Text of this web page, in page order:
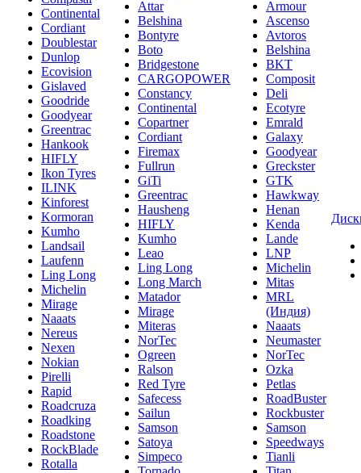
Continental
Cordiant
Doublestar
Dunlop
Ecovision
Gislaved
Goodride
Goodyear
Greentrac
Hankook
HIFLY
Ikon Tyres
ILINK
Kinforest
Kormoran
Kumho
Landsail
Laufenn
Ling Long
Michelin
Mirage
Naaats
Nereus
Nexen
Nokian
Pirelli
Rapid
Roadcruza
Roadking
Roadstone
RockBlade
Rotalla
Attar
Belshina
Bontyre
Boto
Bridgestone
CARGOPOWER
Constancy
Continental
Copartner
Cordiant
Firemax
Fullrun
GiTi
Greentrac
Hausheng
HIFLY
Kumho
Leao
Ling Long
Long March
Matador
Mirage
Miteras
NorTec
Ogreen
Ralson
Red Tyre
Safecess
Sailun
Samson
Satoya
Simpeco
Armour
Ascenso
Avtoros
Belshina
BKT
Composit
Deli
Ecotyre
Emrald
Galaxy
Goodyear
Greckster
GTK
Hawkway
Henan
Kenda
Lande
LNP
Michelin
Mitas
MRL
(Индия)
Naaats
Neumaster
NorTec
Ozka
Petlas
RoadBuster
Rockbuster
Samson
Speedways
Tianli